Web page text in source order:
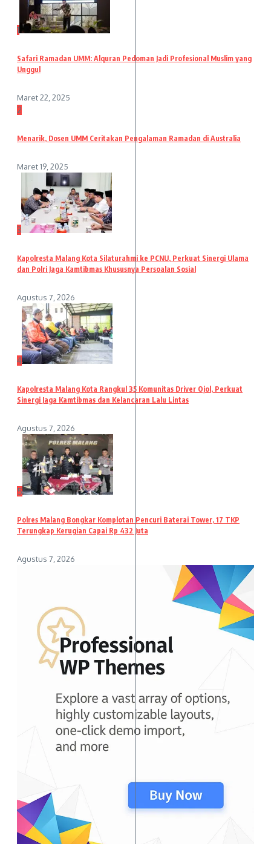
1
Safari Ramadan UMM: Alquran Pedoman Jadi Profesional Muslim yang
Unggul
Maret 22, 2025
2
Menarik, Dosen UMM Ceritakan Pengalaman Ramadan di Australia
Maret 19, 2025
3
Kapolresta Malang Kota Silaturahmi ke PCNU, Perkuat Sinergi Ulama
dan Polri Jaga Kamtibmas Khususnya Persoalan Sosial
Agustus 7, 2026
4
Kapolresta Malang Kota Rangkul 35 Komunitas Driver Ojol, Perkuat
Sinergi Jaga Kamtibmas dan Kelancaran Lalu Lintas
Agustus 7, 2026
5
Polres Malang Bongkar Komplotan Pencuri Baterai Tower, 17 TKP
Terungkap Kerugian Capai Rp 432 Juta
Agustus 7, 2026